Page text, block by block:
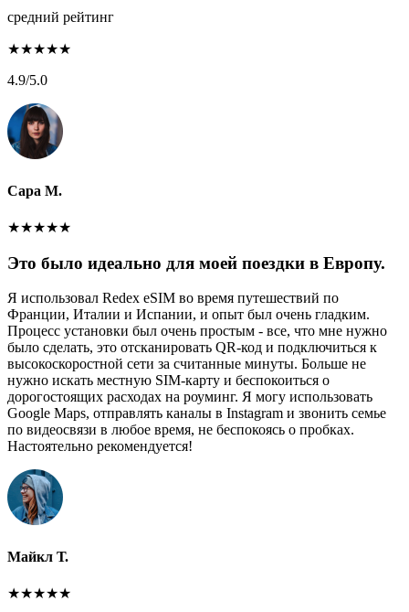
средний рейтинг
★★★★★
4.9/5.0
Сара М.
★★★★★
Это было идеально для моей поездки в Европу.
Я использовал Redex eSIM во время путешествий по
Франции, Италии и Испании, и опыт был очень гладким.
Процесс установки был очень простым - все, что мне нужно
было сделать, это отсканировать QR-код и подключиться к
высокоскоростной сети за считанные минуты. Больше не
нужно искать местную SIM-карту и беспокоиться о
дорогостоящих расходах на роуминг. Я могу использовать
Google Maps, отправлять каналы в Instagram и звонить семье
по видеосвязи в любое время, не беспокоясь о пробках.
Настоятельно рекомендуется!
Майкл Т.
★★★★★